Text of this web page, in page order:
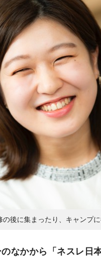
後に集まったり、キャンプ
なかから「ネスレ日